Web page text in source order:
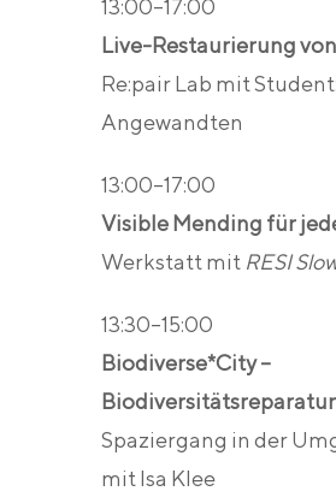
13:00–17:00
Live-Restaurierung
Re:pair Lab mit
Angewandten
13:00–17:00
Visible Mending für
Werkstatt mit RESI
13:30–15:00
Biodiverse*City –
Biodiversitätsreparatur
Spaziergang in der
mit Isa Klee